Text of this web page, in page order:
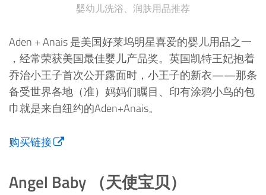
婴幼儿洗浴、润肤用品推荐
Aden + Anais 是美国好莱坞明星喜爱的婴儿用品之一
，经常荣获美国最佳婴儿产品奖。英国凯特王妃抱着
乔治小王子首次公开露面时，小王子的新衣——那条
备受世界各地（准）妈妈们瞩目、印有涂鸦小鸟的包
巾就是来自纽约的Aden+Anais。
购买链接
Angel Baby （天使宝贝）